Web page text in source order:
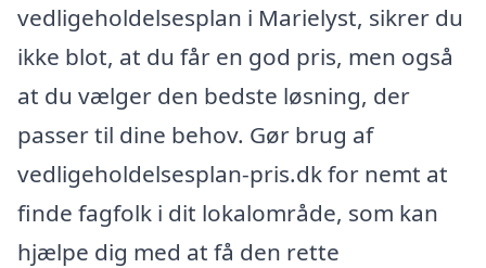
vedligeholdelsesplan i Marielyst, sikrer du
ikke blot, at du får en god pris, men også
at du vælger den bedste løsning, der
passer til dine behov. Gør brug af
vedligeholdelsesplan-pris.dk for nemt at
finde fagfolk i dit lokalområde, som kan
hjælpe dig med at få den rette